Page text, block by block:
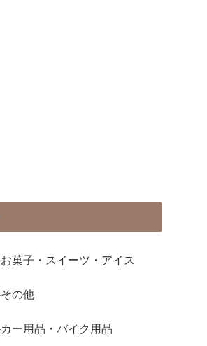
菓子・スイーツ・アイス
の他
ー用品・バイク用品